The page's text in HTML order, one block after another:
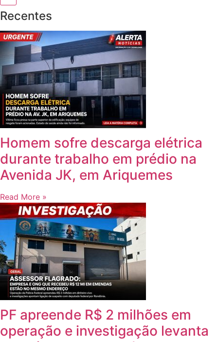
Recentes
Homem sofre descarga elétrica
durante trabalho em prédio na
Avenida JK, em Ariquemes
Read More »
PF apreende R$ 2 milhões em
operação e investigação levanta